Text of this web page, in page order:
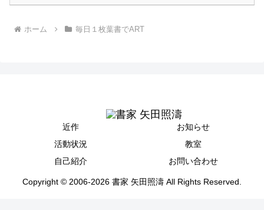
ホーム 毎日１枚葉書でART
近作
お知らせ
活動状況
教室
自己紹介
お問い合わせ
Copyright © 2006-2026 書家 矢田照濤 All Rights Reserved.